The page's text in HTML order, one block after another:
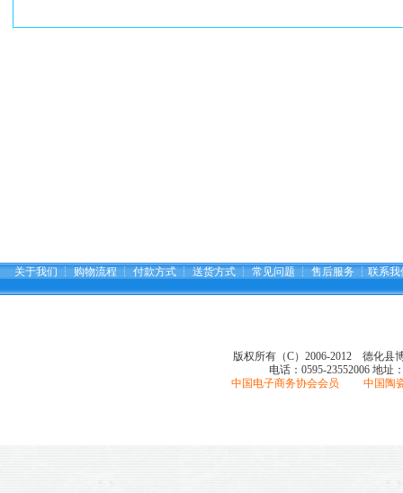
关于我们 ┆ 购物流程 ┆ 付款方式 ┆ 送货方式 ┆ 常见问题 ┆ 售后服务 ┆ 联系我
版权所有（C）2006-2012 德化县
电话：0595-23552006 地址
中国电子商务协会会员 中国陶